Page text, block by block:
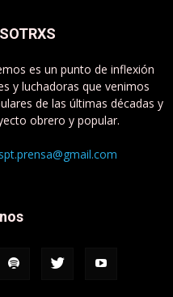
es un punto de inflexión
y luchadoras que venimos
de las últimas décadas y
obrero y popular.